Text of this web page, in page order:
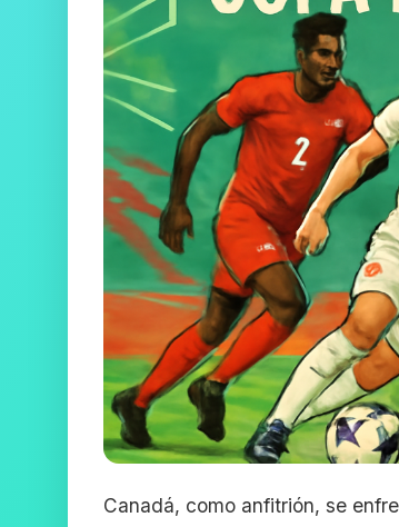
Canadá, como anfitrión, se